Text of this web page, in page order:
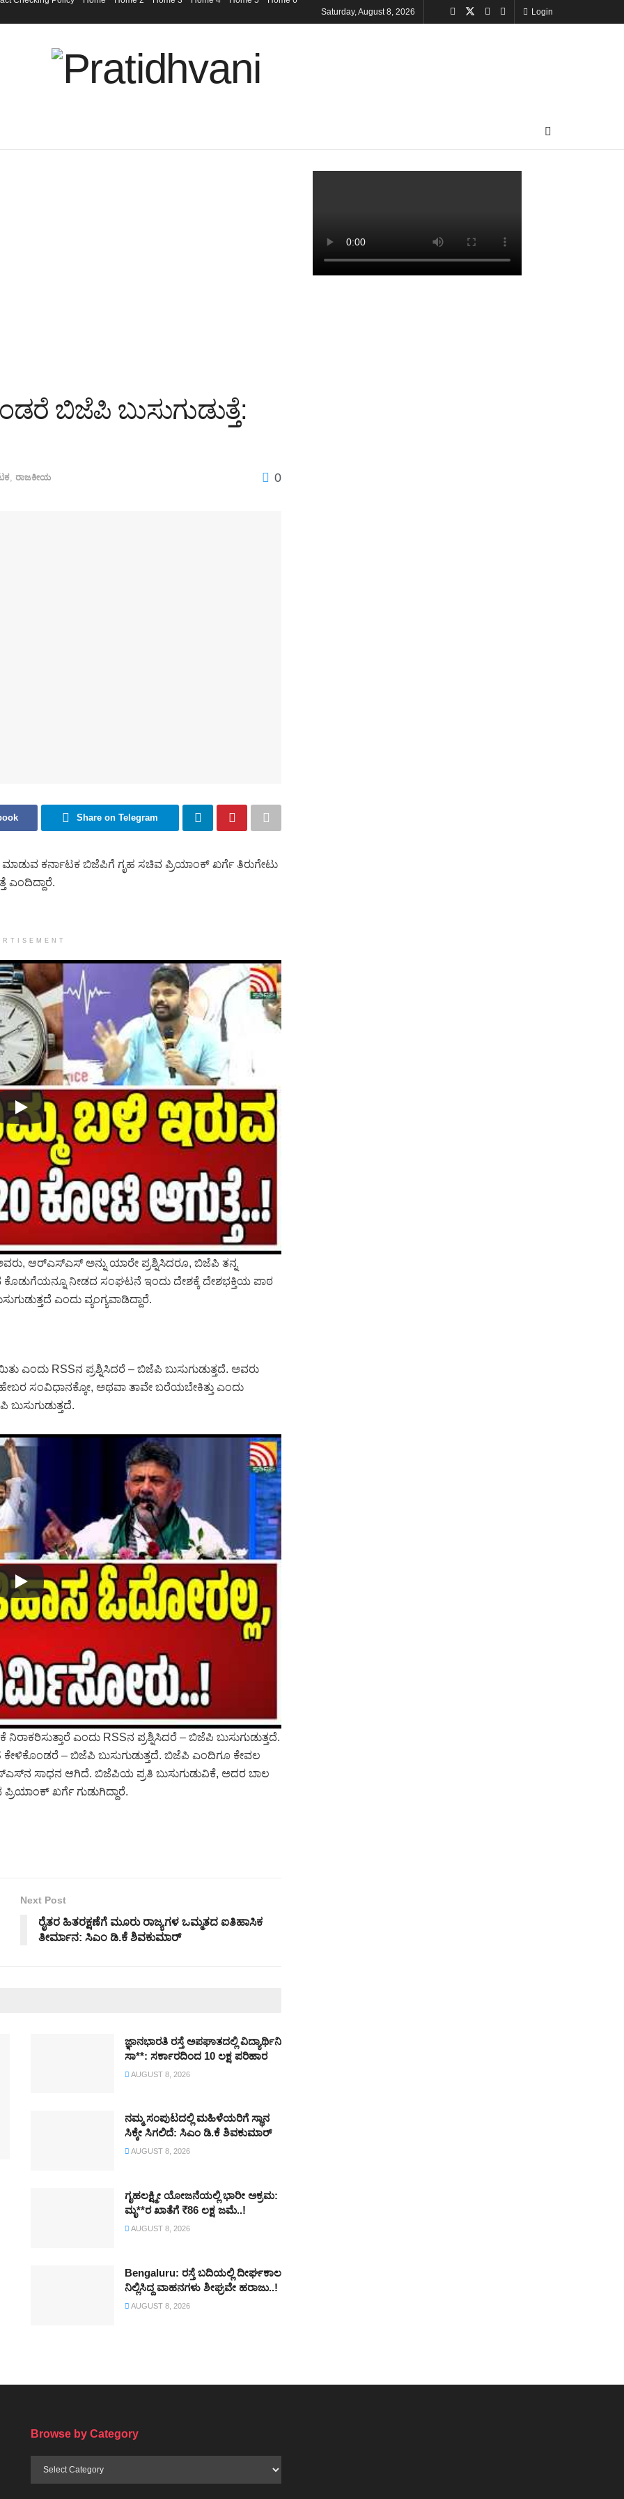
Saturday, August 8, 2026
Login
ಬಿಜೆಪಿ ಬುಸುಗುಡುತ್ತೆ:
, ರಾಜಕೀಯ 0
Share on Telegram
ಮಾಡುವ ಕರ್ನಾಟಕ ಬಿಜೆಪಿಗೆ ಗೃಹ ಸಚಿವ ಪ್ರಿಯಾಂಕ್‌ ಖರ್ಗೆ ತಿರುಗೇಟು
ಎಂದಿದ್ದಾರೆ.
ಆರ್‌ಎಸ್‌ಎಸ್‌ ಅನ್ನು ಯಾರೇ ಪ್ರಶ್ನಿಸಿದರೂ, ಬಿಜೆಪಿ ತನ್ನ
ಕೊಡುಗೆಯನ್ನೂ ನೀಡದ ಸಂಘಟನೆ ಇಂದು ದೇಶಕ್ಕೆ ದೇಶಭಕ್ತಿಯ ಪಾಠ
ಎಂದು ವ್ಯಂಗ್ಯವಾಡಿದ್ದಾರೆ.
ಎಂದು RSSನ ಪ್ರಶ್ನಿಸಿದರೆ – ಬಿಜೆಪಿ ಬುಸುಗುಡುತ್ತದೆ. ಅವರು
ಸಂವಿಧಾನಕ್ಕೋ, ಅಥವಾ ತಾವೇ ಬರೆಯಬೇಕಿತ್ತು ಎಂದು
ಎಂದು RSSನ ಪ್ರಶ್ನಿಸಿದರೆ – ಬಿಜೆಪಿ ಬುಸುಗುಡುತ್ತದೆ.
– ಬಿಜೆಪಿ ಬುಸುಗುಡುತ್ತದೆ. ಬಿಜೆಪಿ ಎಂದಿಗೂ ಕೇವಲ
ಸಾಧನ ಆಗಿದೆ. ಬಿಜೆಪಿಯ ಪ್ರತಿ ಬುಸುಗುಡುವಿಕೆ, ಅದರ ಬಾಲ
ಖರ್ಗೆ ಗುಡುಗಿದ್ದಾರೆ.
Next Post
ರೈತರ ಹಿತರಕ್ಷಣೆಗೆ ಮೂರು ರಾಜ್ಯಗಳ ಒಮ್ಮತದ ಐತಿಹಾಸಿಕ
ತೀರ್ಮಾನ: ಸಿಎಂ ಡಿ.ಕೆ ಶಿವಕುಮಾರ್
ಜ್ಞಾನಭಾರತಿ ರಸ್ತೆ ಅಪಘಾತದಲ್ಲಿ ವಿದ್ಯಾರ್ಥಿನಿ
ಸಾ**: ಸರ್ಕಾರದಿಂದ 10 ಲಕ್ಷ ಪರಿಹಾರ
AUGUST 8, 2026
ನಮ್ಮ ಸಂಪುಟದಲ್ಲಿ ಮಹಿಳೆಯರಿಗೆ ಸ್ಥಾನ
ಸಿಕ್ಕೇ ಸಿಗಲಿದೆ: ಸಿಎಂ ಡಿ.ಕೆ ಶಿವಕುಮಾರ್
AUGUST 8, 2026
ಗೃಹಲಕ್ಷ್ಮೀ ಯೋಜನೆಯಲ್ಲಿ ಭಾರೀ ಅಕ್ರಮ:
ಮೃ**ರ ಖಾತೆಗೆ ₹86 ಲಕ್ಷ ಜಮೆ..!
AUGUST 8, 2026
Bengaluru: ರಸ್ತೆ ಬದಿಯಲ್ಲಿ ದೀರ್ಘಕಾಲ
ನಿಲ್ಲಿಸಿದ್ದ ವಾಹನಗಳು ಶೀಘ್ರವೇ ಹರಾಜು..!
AUGUST 8, 2026
Browse by Category